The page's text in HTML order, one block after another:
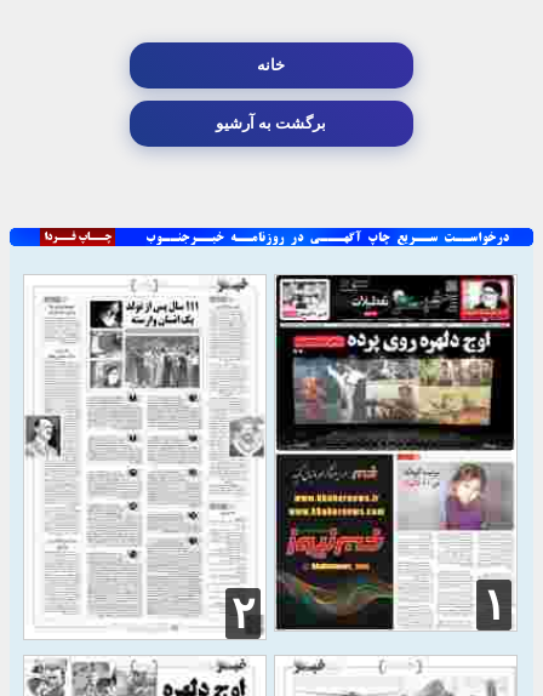
خانه
برگشت به آرشیو
۱ ۲